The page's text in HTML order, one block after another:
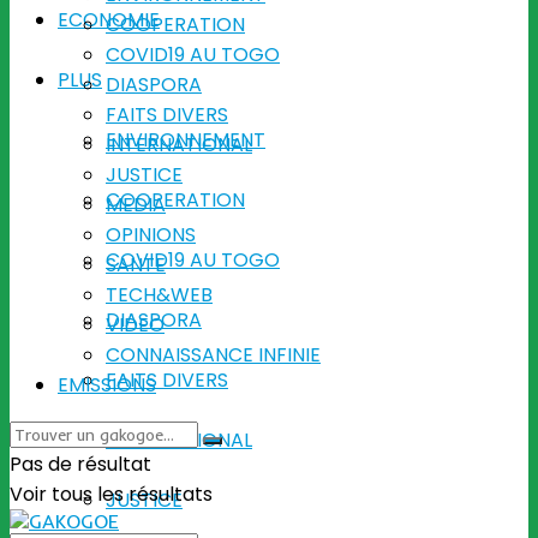
ECONOMIE
PLUS
ENVIRONNEMENT
COOPERATION
COVID19 AU TOGO
DIASPORA
FAITS DIVERS
INTERNATIONAL
JUSTICE
COOPERATION
COVID19 AU TOGO
DIASPORA
FAITS DIVERS
INTERNATIONAL
JUSTICE
MEDIA
OPINIONS
SANTE
TECH&WEB
VIDEO
CONNAISSANCE INFINIE
EMISSIONS
Pas de résultat
Voir tous les résultats